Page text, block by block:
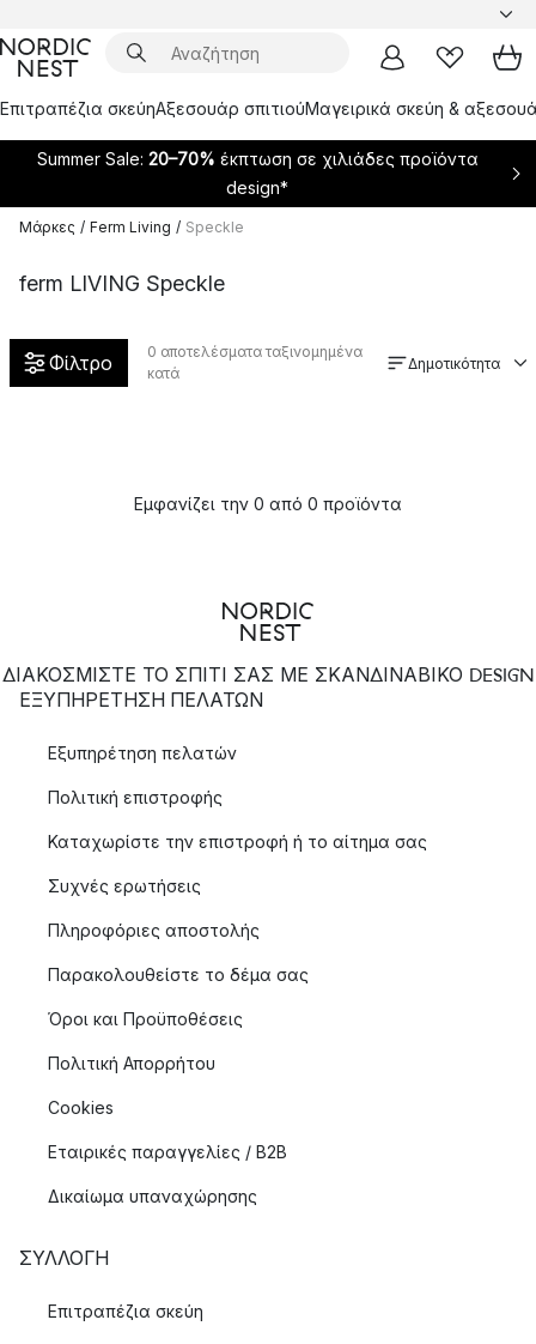
Επιτραπέζια σκεύηΑξεσουάρ σπιτιούΜαγειρικά σκεύη &
Summer Sale: 20–70% έκπτωση σε χιλιάδες προϊόντα
design*
Μάρκες / Ferm Living / Speckle
ferm LIVING Speckle
Φίλτρο 0 αποτελέσματα ταξινομημένα
κατά
Δημοτικότητα
Εμφανίζει την 0 από 0 προϊόντα
ΔΙΑΚΟΣΜΙΣΤΕ ΤΟ ΣΠΙΤΙ ΣΑΣ ΜΕ ΣΚΑΝΔΙΝΑΒΙΚΟ DESIGN
ΕΞΥΠΗΡΈΤΗΣΗ ΠΕΛΑΤΏΝ
Εξυπηρέτηση πελατών
Πολιτική επιστροφής
Καταχωρίστε την επιστροφή ή το αίτημα σας
Συχνές ερωτήσεις
Πληροφόριες αποστολής
Παρακολουθείστε το δέμα σας
Όροι και Προϋποθέσεις
Πολιτική Απορρήτου
Cookies
Εταιρικές παραγγελίες / B2B
Δικαίωμα υπαναχώρησης
ΣΥΛΛΟΓΉ
Επιτραπέζια σκεύη